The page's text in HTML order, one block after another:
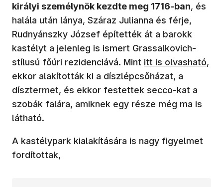
királyi személynök kezdte meg 1716-ban, és
halála után lánya, Száraz Julianna és férje,
Rudnyánszky József építették át a barokk
kastélyt a jelenleg is ismert Grassalkovich-
stílusú főúri rezidenciává. Mint (új ablakban nyílik
itt is olvasható,
ekkor alakították ki a díszlépcsőházat, a
dísztermet, és ekkor festettek secco-kat a
szobák falára, amiknek egy része még ma is
látható.
A kastélypark kialakítására is nagy figyelmet
fordítottak,